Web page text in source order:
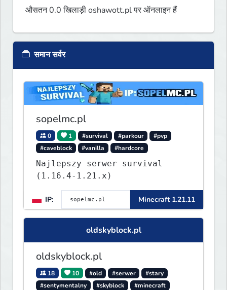
औसतन 0.0 खिलाड़ी oshawott.pl पर ऑनलाइन हैं
समान सर्वर
sopelmc.pl
0 1 #survival #parkour
#pvp
#caveblock
#vanilla #hardcore
Najlepszy serwer survival
(1.16.4-1.21.x)
IP: Minecraft 1.21.11
oldskyblock.pl
oldskyblock.pl
18 10 #old #serwer
#stary
#sentymentalny
#skyblock #minecraft